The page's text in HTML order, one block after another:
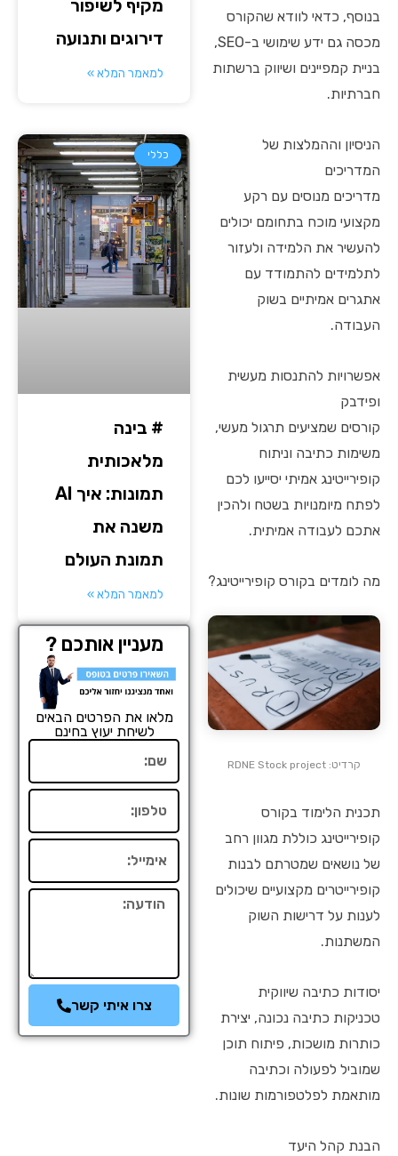
בנוסף, כדאי לוודא שהקורס
מכסה גם ידע שימושי ב-SEO,
בניית קמפיינים ושיווק ברשתות
חברתיות.
הניסיון וההמלצות של
המדריכים
מדריכים מנוסים עם רקע
מקצועי מוכח בתחומם יכולים
להעשיר את הלמידה ולעזור
לתלמידים להתמודד עם
אתגרים אמיתיים בשוק
העבודה.
אפשרויות להתנסות מעשית
ופידבק
קורסים שמציעים תרגול מעשי,
משימות כתיבה וניתוח
קופירייטינג אמיתי יסייעו לכם
לפתח מיומנויות בשטח ולהכין
אתכם לעבודה אמיתית.
מה לומדים בקורס קופירייטינג?
קרדיט: RDNE Stock project
תכנית הלימוד בקורס
קופירייטינג כוללת מגוון רחב
של נושאים שמטרתם לבנות
קופירייטרים מקצועיים שיכולים
לענות על דרישות השוק
המשתנות.
יסודות כתיבה שיווקית
טכניקות כתיבה נכונה, יצירת
כותרות מושכות, פיתוח תוכן
שמוביל לפעולה וכתיבה
מותאמת לפלטפורמות שונות.
הבנת קהל היעד
מקיף לשיפור
דירוגים ותנועה
למאמר המלא »
כללי
# בינה
מלאכותית
תמונות: איך AI
משנה את
תמונת העולם
למאמר המלא »
מעניין אותכם ?
מלאו את הפרטים הבאים
לשיחת יעוץ בחינם
הודעה
צרו איתי קשר